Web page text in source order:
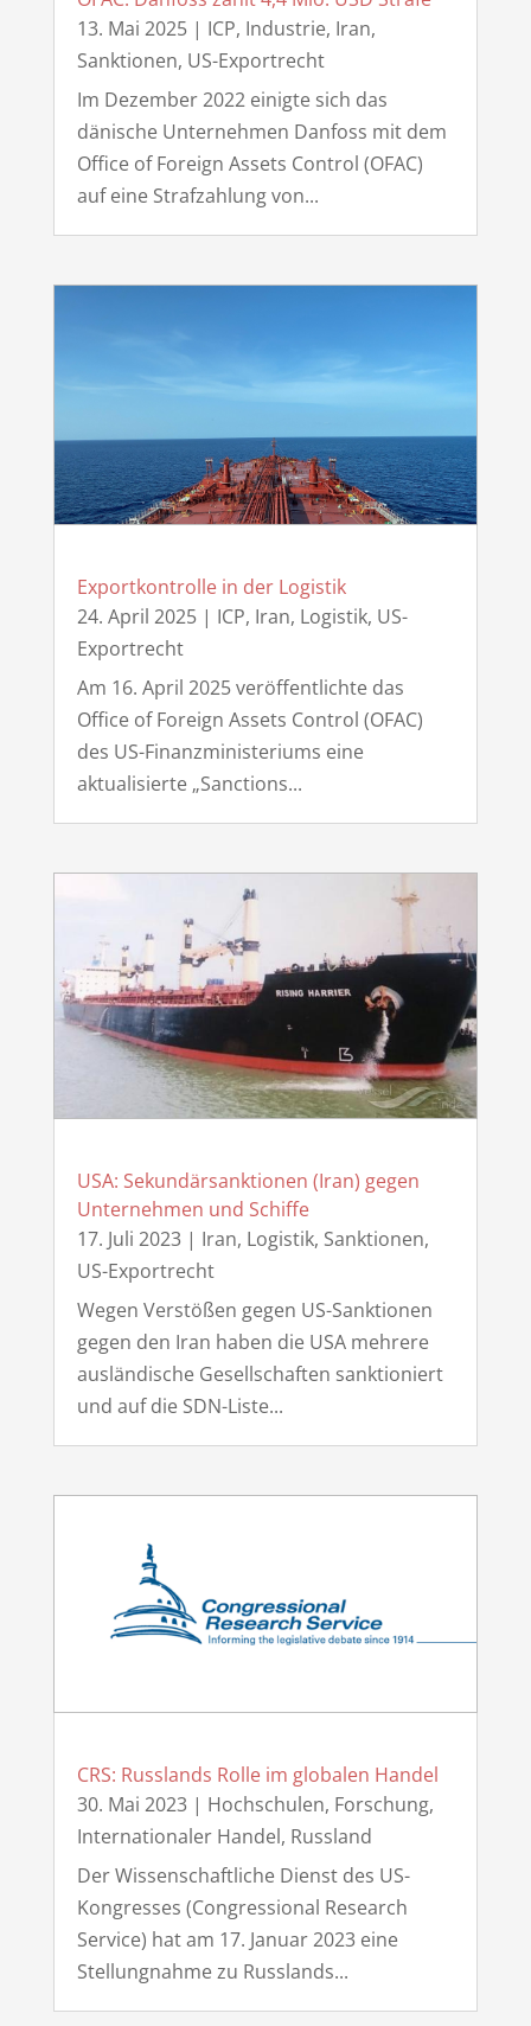
13. Mai 2025| ICP, Industrie, Iran,
Sanktionen, US-Exportrecht
Im Dezember 2022 einigte sich das
dänische Unternehmen Danfoss mit dem
Office of Foreign Assets Control (OFAC)
auf eine Strafzahlung von...
Exportkontrolle in der Logistik
24. April 2025| ICP, Iran, Logistik, US-
Exportrecht
Am 16. April 2025 veröffentlichte das
Office of Foreign Assets Control (OFAC)
des US-Finanzministeriums eine
aktualisierte „Sanctions...
USA: Sekundärsanktionen (Iran) gegen
Unternehmen und Schiffe
17. Juli 2023| Iran, Logistik, Sanktionen,
US-Exportrecht
Wegen Verstößen gegen US-Sanktionen
gegen den Iran haben die USA mehrere
ausländische Gesellschaften sanktioniert
und auf die SDN-Liste...
CRS: Russlands Rolle im globalen Handel
30. Mai 2023| Hochschulen, Forschung,
Internationaler Handel, Russland
Der Wissenschaftliche Dienst des US-
Kongresses (Congressional Research
Service) hat am 17. Januar 2023 eine
Stellungnahme zu Russlands...